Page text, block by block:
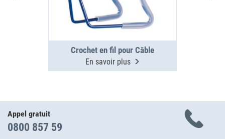
Crochet en fil pour Câble
En savoir plus
Appel gratuit
0800 857 59